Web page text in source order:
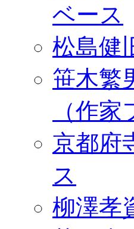
ベース
松島健
笹木繁
（作家
京都府
ス
柳澤孝